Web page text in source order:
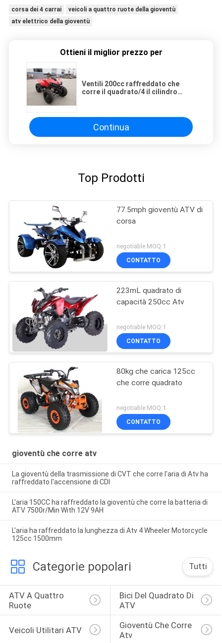
corsa dei 4 carrai
veicoli a quattro ruote della gioventù
atv elettrico della gioventù
Ottieni il miglior prezzo per
Ventili 200cc raffreddato che
corre il quadrato/4 il cilindro
Continua
Top Prodotti
77.5mph gioventù ATV di
corsa
negotiable MOQ:1
CONTATTO
223mL quadrato di
capacità 250cc Atv
negotiable MOQ:1
CONTATTO
80kg che carica 125cc
che corre quadrato
negotiable MOQ:1
CONTATTO
gioventù che corre atv
La gioventù della trasmissione di CVT che corre l'aria di Atv ha
raffreddato l'accensione di CDI
L'aria 150CC ha raffreddato la gioventù che corre la batteria di
ATV 7500r/Min With 12V 9AH
L'aria ha raffreddato la lunghezza di Atv 4 Wheeler Motorcycle
125cc 1500mm
Categorie popolari Tutti
ATV A Quattro
Ruote
Bici Del Quadrato Di
ATV
Veicoli Utilitari ATV
Gioventù Che Corre
Atv